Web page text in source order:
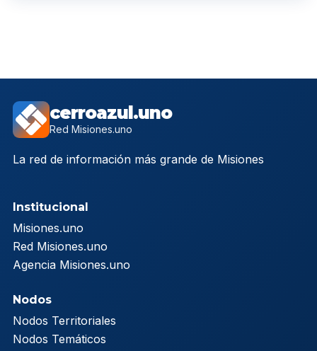
cerroazul.uno
Red Misiones.uno
La red de información más grande de Misiones
Institucional
Misiones.uno
Red Misiones.uno
Agencia Misiones.uno
Nodos
Nodos Territoriales
Nodos Temáticos